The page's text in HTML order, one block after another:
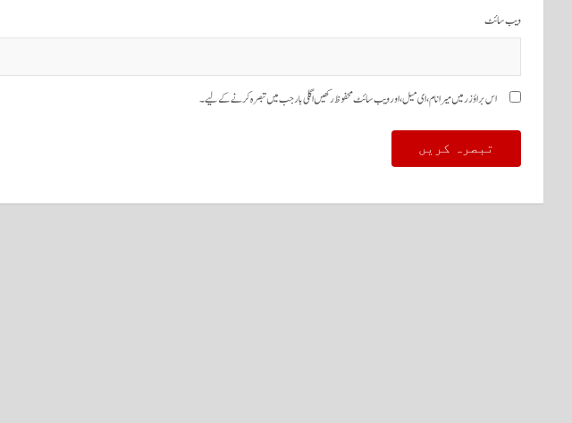
ویب‌ سائٹ
اس براؤزر میں میرا نام، ای میل، اور ویب سائٹ محفوظ رکھیں اگلی بار جب میں تبصرہ کرنے کےلیے۔